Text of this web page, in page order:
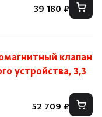
39 180 ₽
клапан
устройства, 3,3
52 709 ₽